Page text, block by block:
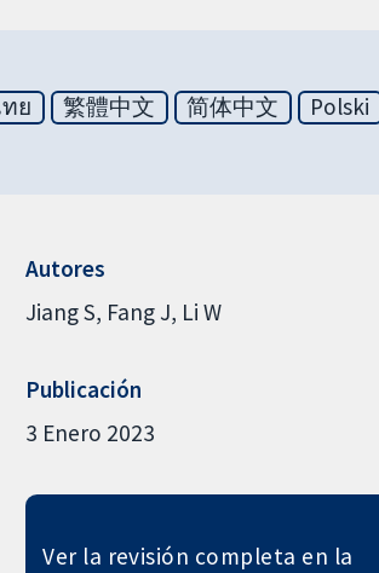
ย 繁體中文 简体中文 Polski
Autores
Jiang S Fang J Li W
Publicación
3 Enero 2023
Ver la revisión completa en la